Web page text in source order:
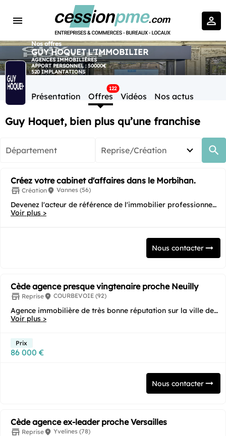
Nos offres
GUY HOQUET L'IMMOBILIER
AGENCES IMMOBILIÈRES
APPORT PERSONNEL : 50000€
520 IMPLANTATIONS
Présentation Offres
122
Vidéos Nos actus
Guy Hoquet, bien plus qu’une franchise
Département Reprise/Création
Créez votre cabinet d'affaires dans le Morbihan.
Création Vannes (56)
Devenez l'acteur de référence de l'immobilier professionnel
Voir plus >
Nous contacter
Cède agence presque vingtenaire proche Neuilly
Reprise COURBEVOIE (92)
Agence immobilière de très bonne réputation sur la ville de
Courbevoie. L'équipe en place attend son...
Voir plus >
Prix
86 000 €
Nous contacter
Cède agence ex-leader proche Versailles
Reprise Yvelines (78)